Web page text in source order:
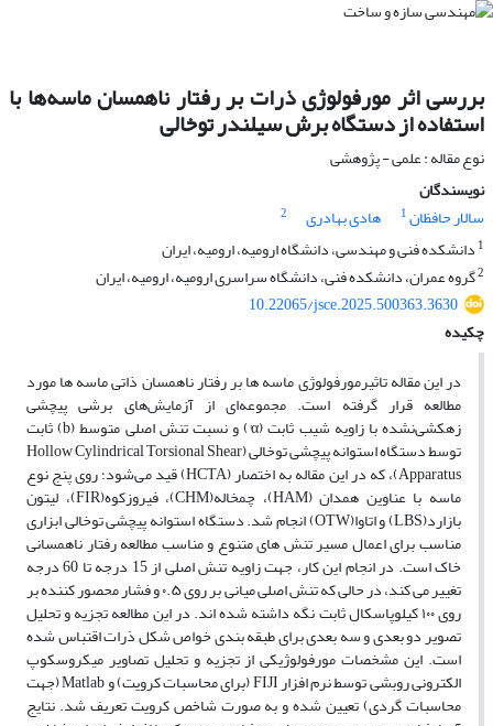
بررسی اثر مورفولوژی ذرات بر رفتار ناهمسان ماسه‌ها با
استفاده از دستگاه برش سیلندر توخالی
نوع مقاله : علمی - پژوهشی
نویسندگان
سالار حافظان1 هادی بهادری
2
1 دانشکده فنی و مهندسی، دانشگاه ارومیه، ارومیه، ایران
2گروه عمران، دانشکده فنی، دانشگاه سراسری ارومیه، ارومیه، ایران
10.22065/jsce.2025.500363.3630
چکیده
در این مقاله تاثیرمورفولوژی ماسه ها بر رفتار ناهمسان ذاتی ماسه ها مورد
مطالعه قرار گرفته است. مجموعه‌ای از آزمایش‌های برشی پیچشی
زهکشی‌نشده با زاویه شیب ثابت (α°) و نسبت تنش اصلی متوسط (b) ثابت
توسط دستگاه استوانه‌ پیچشی توخالی (Hollow Cylindrical Torsional Shear
Apparatus)، که در این مقاله به اختصار (HCTA) قید می‌شود؛ روی پنج نوع
ماسه با عناوین همدان (HAM)، چمخاله(CHM)، فیروزکوه(FIR)، لیتون
بازارد(LBS) و اتاوا(OTW) انجام شد. دستگاه استوانه پیچشی توخالی ابزاری
مناسب برای اعمال مسیر تنش های متنوع و مناسب مطالعه رفتار ناهمسانی
خاک است. در انجام این کار، جهت زاویه تنش اصلی از 15 درجه تا 60 درجه
تغییر می کند، در حالی که تنش اصلی میانی بر روی ۰.۵ و فشار محصور کننده بر
روی ۱۰۰ کیلوپاسکال ثابت نگه داشته شده اند. در این مطالعه تجزیه و تحلیل
تصویر دو بعدی و سه بعدی برای طبقه بندی خواص شکل ذرات اقتباس شده
است. این مشخصات مورفولوژیکی از تجزیه و تحلیل تصاویر میکروسکوپ
الکترونی روبشی توسط نرم افزار FIJI (برای محاسبات کرویت) و Matlab (جهت
محاسبات گردی) تعیین شده و به صورت شاخص کرویت تعریف شد. نتایج